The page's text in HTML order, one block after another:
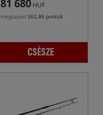
81 680 HUF
megkapod 562,86 pontok
CSÉSZE